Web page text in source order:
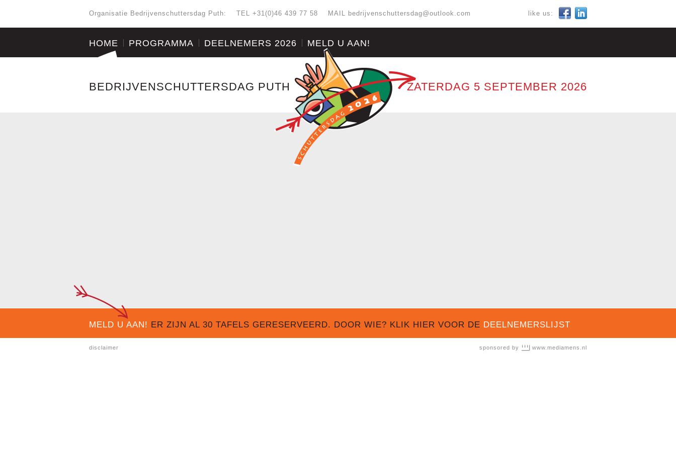
Organisatie Bedrijvenschuttersdag Puth: TEL +31(0)46 439 77 58 MAIL bedrijvenschuttersdag@outlook.com like us:
HOME PROGRAMMA DEELNEMERS 2026 MELD U AAN!
BEDRIJVENSCHUTTERSDAG PUTH ZATERDAG 5 SEPTEMBER 2026
MELD U AAN! ER ZIJN AL 30 TAFELS GERESERVEERD. DOOR WIE? KLIK HIER VOOR DE DEELNEMERSLIJST
sponsored by www.mediamens.nl
disclaimer